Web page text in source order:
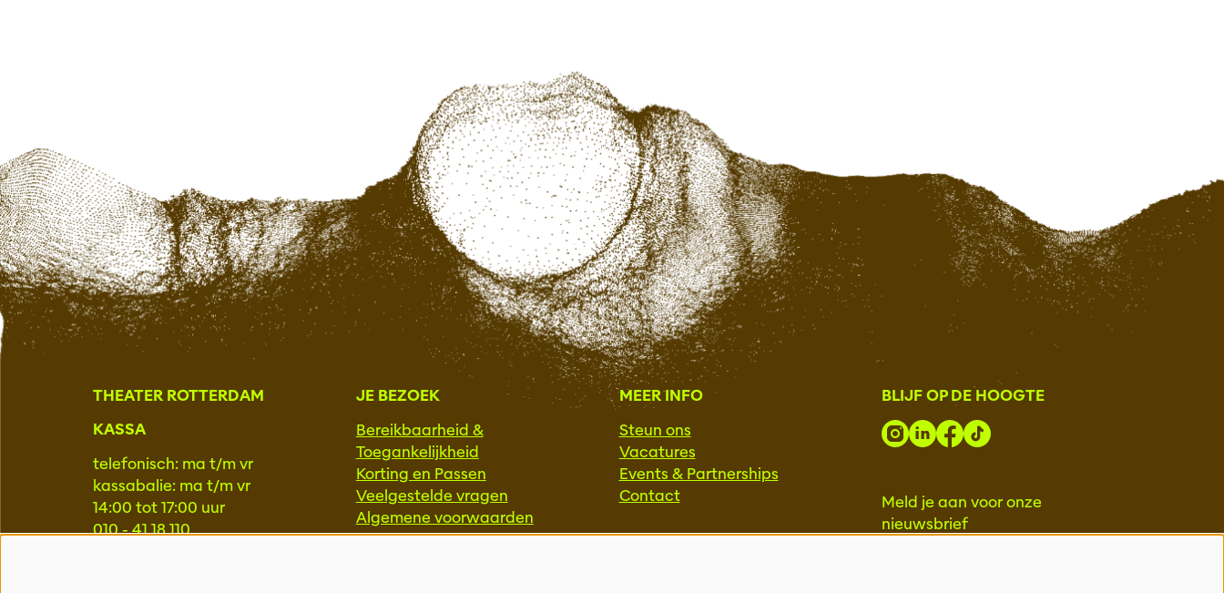
THEATER ROTTERDAM
KASSA
telefonisch: ma t/m vr
kassabalie: ma t/m vr
14:00 tot 17:00 uur
010 - 41 18 110
JE BEZOEK
Bereikbaarheid &
Toegankelijkheid
Korting en Passen
Veelgestelde vragen
Algemene voorwaarden
MEER INFO
Steun ons
Vacatures
Events & Partnerships
Contact
Privacy
BLIJF OP DE HOOGTE
Meld je aan voor onze
nieuwsbrief